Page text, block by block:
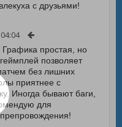
с друзьями!
Графика простая, но
позволяет
без лишних
приятнее с
Иногда бывают баги,
для